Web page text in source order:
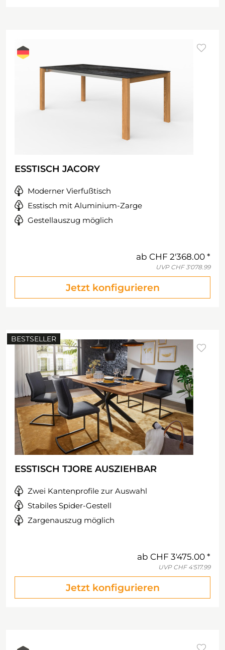
ESSTISCH JACORY
Moderner Vierfußtisch
Esstisch mit Aluminium-Zarge
Gestellauszug möglich
ab CHF 2'368.00
UVP CHF 3'078.99
Jetzt konfigurieren
BESTSELLER
ESSTISCH TJORE AUSZIEHBAR
Zwei Kantenprofile zur Auswahl
Stabiles Spider-Gestell
Zargenauszug möglich
ab CHF 3'475.00
UVP CHF 4'517.99
Jetzt konfigurieren